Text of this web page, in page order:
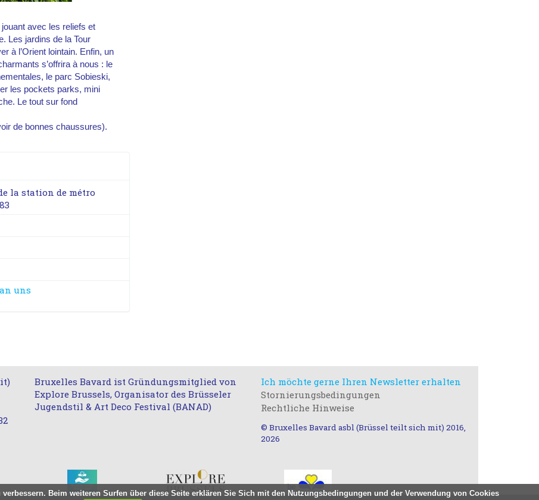
avec les reliefs et
Les jardins de la Tour
à l’Orient lointain. Enfin, un
s’offrira à nous : le
le parc Sobieski,
les pockets parks, mini
Le tout sur fond
de bonnes chaussures).
la station de métro
uns
Bruxelles Bavard ist Gründungsmitglied von
Explore Brussels, Organisator des Brüsseler
Jugendstil & Art Deco Festival (BANAD)
Ich möchte gerne Ihren Newsletter erhalten
Stornierungsbedingungen
Rechtliche Hinweise
© Bruxelles Bavard asbl (Brüssel teilt sich mit) 2016,
2026
Beim weiteren Surfen über diese Seite erklären Sie Sich mit den Nutzungsbedingungen und der Verwendung von Cookies